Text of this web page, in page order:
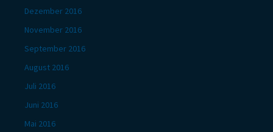
Dezember 2016
November 2016
September 2016
August 2016
Juli 2016
Juni 2016
Mai 2016